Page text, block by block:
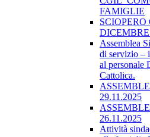
FAMIGLIE
DICEMBRE
Assemblea
di servizio –
al personale
Cattolica.
29.11.2025
26.11.2025
Attività